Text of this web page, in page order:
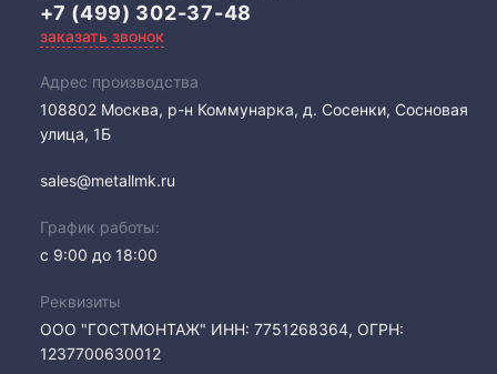
+7 (499) 302-37-48
заказать звонок
Адрес производства
108802​ Москва, р-н Коммунарка, д. Сосенки, Сосновая
улица, 1Б
sales@metallmk.ru
График работы:
с 9:00 до 18:00
Реквизиты
ООО "ГОСТМОНТАЖ" ИНН: 7751268364, ОГРН:
1237700630012